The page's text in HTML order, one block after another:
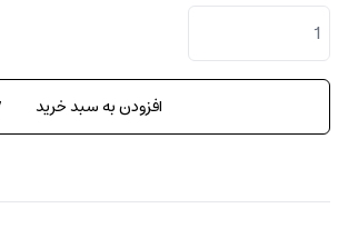
کیف
دیپلمات
اسلیم
لاین
عدد
افزودن به سبد خرید